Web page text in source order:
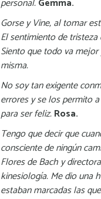
Gorse y Vine, al tomar
El sentimiento de
Siento que todo va
misma.
No soy tan exigente
errores y se los permito
para ser feliz.Rosa.
Tengo que decir que
consciente de ningún
Flores de Bach y
kinesiología. Me dio una
estaban marcadas las